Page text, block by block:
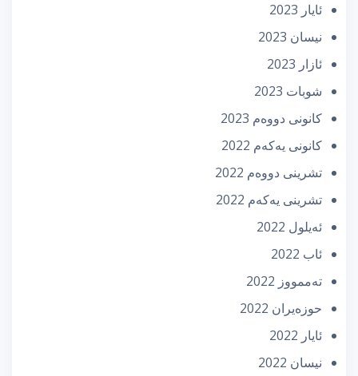
ئایار 2023
نیسان 2023
ئازار 2023
شوبات 2023
كانونی دووه‌م 2023
كانونی یه‌كه‌م 2022
تشرینی دووه‌م 2022
تشرینی یه‌كه‌م 2022
ئه‌یلول 2022
ئاب 2022
تەممووز 2022
حوزه‌یران 2022
ئایار 2022
نیسان 2022